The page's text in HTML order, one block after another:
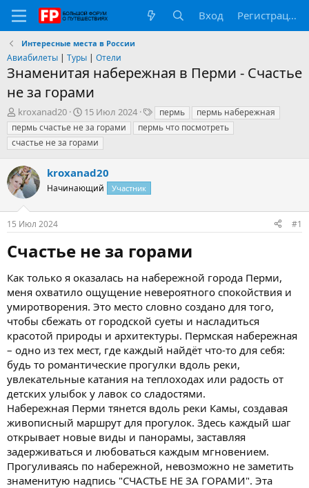
Вход Регистрация
Интересные места в России
Авиабилеты | Туры | Отели
Знаменитая набережная в Перми - Счастье
не за горами
А
в
т
о
т
е
м
ы
kroxanad20
Д
а
т
а
а
ч
л
15 Июл 2024
Т
е
г
пермь
пермь набережная
пермь счастье не за горами
пермь что посмотреть
счастье не за горами
kroxanad20
Начинающий Участник
15 Июл 2024 #1
Счастье не за горами​
Как только я оказалась на набережной города Перми,
меня охватило ощущение невероятного спокойствия и
умиротворения. Это место словно создано для того,
чтобы сбежать от городской суеты и насладиться
красотой природы и архитектуры. Пермская набережная
– одно из тех мест, где каждый найдёт что-то для себя:
будь то романтические прогулки вдоль реки,
увлекательные катания на теплоходах или радость от
детских улыбок у лавок со сладостями.
Набережная Перми тянется вдоль реки Камы, создавая
живописный маршрут для прогулок. Здесь каждый шаг
открывает новые виды и панорамы, заставляя
задерживаться и любоваться каждым мгновением.
Прогуливаясь по набережной, невозможно не заметить
знаменитую надпись "СЧАСТЬЕ НЕ ЗА ГОРАМИ". Эта